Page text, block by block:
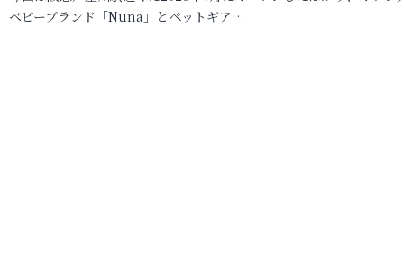
ベビーブランド「Nuna」とペットギア…